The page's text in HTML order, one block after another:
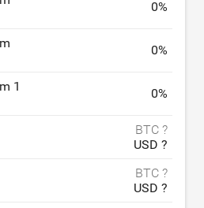
0%
0%
1
0%
BTC ?
USD ?
BTC ?
USD ?